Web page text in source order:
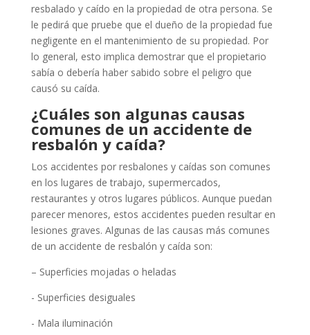
resbalado y caído en la propiedad de otra persona. Se
le pedirá que pruebe que el dueño de la propiedad fue
negligente en el mantenimiento de su propiedad. Por
lo general, esto implica demostrar que el propietario
sabía o debería haber sabido sobre el peligro que
causó su caída.
¿Cuáles son algunas causas
comunes de un accidente de
resbalón y caída?
Los accidentes por resbalones y caídas son comunes
en los lugares de trabajo, supermercados,
restaurantes y otros lugares públicos. Aunque puedan
parecer menores, estos accidentes pueden resultar en
lesiones graves. Algunas de las causas más comunes
de un accidente de resbalón y caída son:
– Superficies mojadas o heladas
- Superficies desiguales
- Mala iluminación